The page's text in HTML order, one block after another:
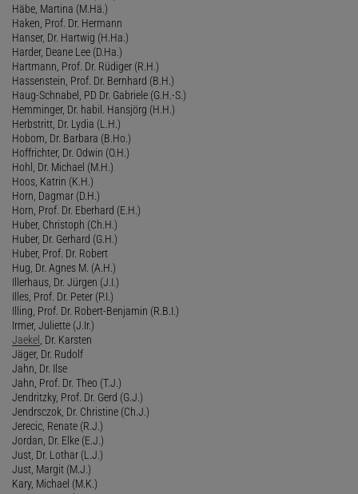
Häbe, Martina (M.Hä.)
Haken, Prof. Dr. Hermann
Hanser, Dr. Hartwig (H.Ha.)
Harder, Deane Lee (D.Ha.)
Hartmann, Prof. Dr. Rüdiger (R.H.)
Hassenstein, Prof. Dr. Bernhard (B.H.)
Haug-Schnabel, PD Dr. Gabriele (G.H.-S.)
Hemminger, Dr. habil. Hansjörg (H.H.)
Herbstritt, Dr. Lydia (L.H.)
Hobom, Dr. Barbara (B.Ho.)
Hoffrichter, Dr. Odwin (O.H.)
Hohl, Dr. Michael (M.H.)
Hoos, Katrin (K.H.)
Horn, Dagmar (D.H.)
Horn, Prof. Dr. Eberhard (E.H.)
Huber, Christoph (Ch.H.)
Huber, Dr. Gerhard (G.H.)
Huber, Prof. Dr. Robert
Hug, Dr. Agnes M. (A.H.)
Illerhaus, Dr. Jürgen (J.I.)
Illes, Prof. Dr. Peter (P.I.)
Illing, Prof. Dr. Robert-Benjamin (R.B.I.)
Irmer, Juliette (J.Ir.)
Jaekel , Dr. Karsten
Jäger, Dr. Rudolf
Jahn, Dr. Ilse
Jahn, Prof. Dr. Theo (T.J.)
Jendritzky, Prof. Dr. Gerd (G.J.)
Jendrsczok, Dr. Christine (Ch.J.)
Jerecic, Renate (R.J.)
Jordan, Dr. Elke (E.J.)
Just, Dr. Lothar (L.J.)
Just, Margit (M.J.)
Kary, Michael (M.K.)